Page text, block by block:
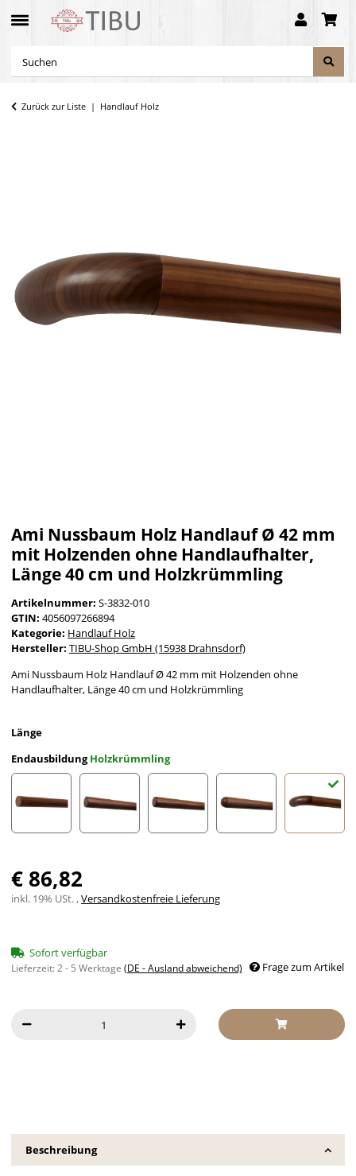
Zurück zur Liste Handlauf Holz
Ami Nussbaum Holz Handlauf Ø 42 mm
mit Holzenden ohne Handlaufhalter,
Länge 40 cm und Holzkrümmling
Artikelnummer: S-3832-010
GTIN: 4056097266894
Kategorie: Handlauf Holz
Hersteller: TIBU-Shop GmbH (15938 Drahnsdorf)
Ami Nussbaum Holz Handlauf Ø 42 mm mit Holzenden ohne
Handlaufhalter, Länge 40 cm und Holzkrümmling
Länge
EndausbildungHolzkrümmling
€ 86,82
inkl. 19% USt. ,Versandkostenfreie Lieferung
Sofort verfügbar
Lieferzeit:2 - 5 Werktage (DE - Ausland abweichend) Frage zum Artikel
Beschreibung